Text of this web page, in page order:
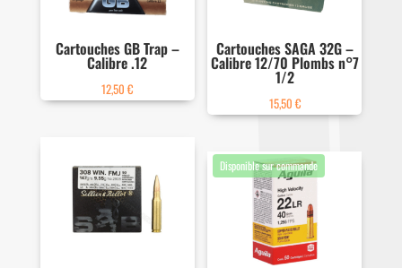
Cartouches GB Trap –
Calibre .12
12,50€
Cartouches SAGA 32G –
Calibre 12/70 Plombs n°7
1/2
15,50 €